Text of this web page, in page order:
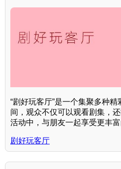
“剧好玩客厅”是一个集聚多种
间，观众不仅可以观看剧集，
活动中，与朋友一起享受更丰
剧好玩客厅